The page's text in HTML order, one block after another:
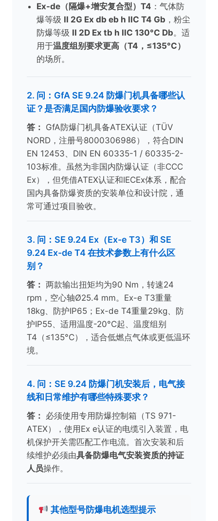
Ex-de（隔爆+增安复合型）T4 ：气体防
爆等级 II 2G Ex db eb h IIC T4 Gb ，粉尘
防爆等级 II 2D Ex tb h IIC 130°C Db。适
用于温度组别要求更高（T4，≤135°C）
的场所。
2. 问：GfA SE 9.24 防爆门机具备哪些认
证？是否满足国内防爆验收要求？
答： GfA防爆门机具备ATEX认证（TÜV
NORD，注册号8000306986），符合DIN
EN 12453、DIN EN 60335-1 / 60335-2-
103标准。虽然为非国内防爆认证（非CCC
Ex），但凭借ATEX认证和IECEx体系，配合
国内具备防爆资质的安装单位和设计院，通
常可通过项目验收。
3. 问：SE 9.24 Ex（Ex-e T3）和 SE
9.24 Ex-de T4 在技术参数上有什么区
别？
答： 两款输出扭矩均为90 Nm，转速24
rpm，空心轴Ø25.4 mm。Ex-e T3重量
18kg、防护IP65；Ex-de T4重量29kg、防
护IP55、适用温度-20°C起、温度组别
T4（≤135°C），适合低燃点气体或更低温环
境。
4. 问：SE 9.24 防爆门机安装后，电气接
线和日常维护有哪些特殊要求？
答： 必须使用专用防爆控制箱（TS 971-
ATEX），使用Ex e认证的电缆引入装置，电
机保护开关需匹配工作电流。首次安装和后
续维护必须由具备防爆电气安装资质的持证
人员操作。
其他型号防爆电机选型提示